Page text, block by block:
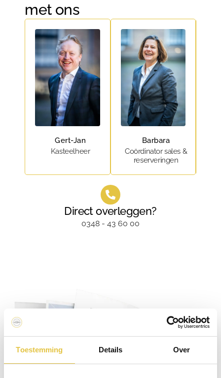
Toestemming Details Over
met ons
Kasteelheer
Gert-Jan
Coördinator sales &
reserveringen
Barbara
Direct overleggen?
0348 - 43 60 00